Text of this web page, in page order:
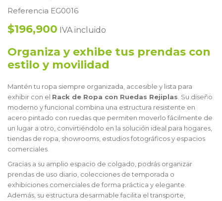
Referencia EG0016
$196,900 IVA incluido
Organiza y exhibe tus prendas con
estilo y movilidad
Mantén tu ropa siempre organizada, accesible y lista para
exhibir con el Rack de Ropa con Ruedas Rejiplas. Su diseño
moderno y funcional combina una estructura resistente en
acero pintado con ruedas que permiten moverlo fácilmente de
un lugar a otro, convirtiéndolo en la solución ideal para hogares,
tiendas de ropa, showrooms, estudios fotográficos y espacios
comerciales.
Gracias a su amplio espacio de colgado, podrás organizar
prendas de uso diario, colecciones de temporada o
exhibiciones comerciales de forma práctica y elegante.
Además, su estructura desarmable facilita el transporte,